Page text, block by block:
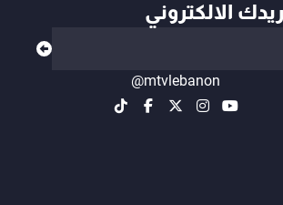
الالكتروني
@mtvlebanon